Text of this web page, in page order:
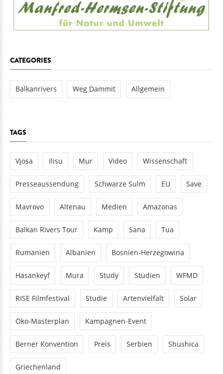
CATEGORIES
Balkanrivers Weg Dammit Allgemein
TAGS
Vjosa Ilisu Mur Video Wissenschaft
Presseaussendung Schwarze Sulm EU Save
Mavrovo Altenau Medien Amazonas
Balkan Rivers Tour Kamp Sana Tua
Rumänien Albanien Bosnien-Herzegowina
Hasankeyf Mura Study Studien WFMD
RISE Filmfestival Studie Artenvielfalt Solar
Öko-Masterplan Kampagnen-Event
Berner Konvention Preis Serbien Shushica
Griechenland